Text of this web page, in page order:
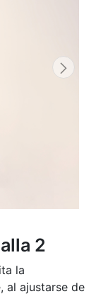
2
la
al ajustarse de